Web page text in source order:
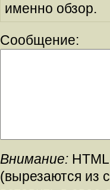
именно обзор.
Сообщение:
Внимание:
(вырезаются из